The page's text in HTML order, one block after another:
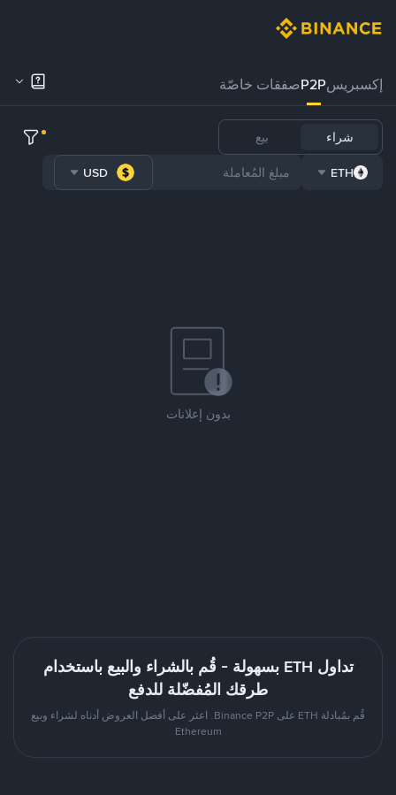
إكسبريسP2Pصفقات خاصّة
شراء بيع
ETH
USD
بدون إعلانات
تداول ETH بسهولة - قُم بالشراء والبيع باستخدام
طرقك المُفضّلة للدفع
قُم بمُبادلة ETH على Binance P2P. اعثر على أفضل العروض أدناه لشراء وبيع
Ethereum